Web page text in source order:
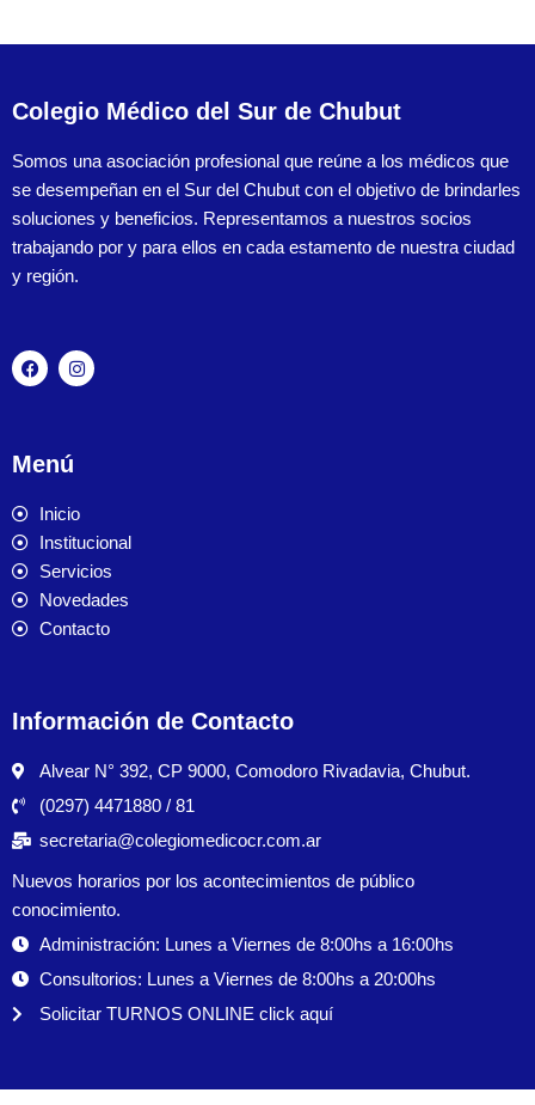
Colegio Médico del Sur de Chubut
Somos una asociación profesional que reúne a los médicos que
se desempeñan en el Sur del Chubut con el objetivo de brindarles
soluciones y beneficios. Representamos a nuestros socios
trabajando por y para ellos en cada estamento de nuestra ciudad
y región.
Menú
Inicio
Institucional
Servicios
Novedades
Contacto
Información de Contacto
Alvear N° 392, CP 9000, Comodoro Rivadavia, Chubut.
(0297) 4471880 / 81
secretaria@colegiomedicocr.com.ar
Nuevos horarios por los acontecimientos de público
conocimiento.
Administración: Lunes a Viernes de 8:00hs a 16:00hs
Consultorios: Lunes a Viernes de 8:00hs a 20:00hs
Solicitar TURNOS ONLINE click aquí